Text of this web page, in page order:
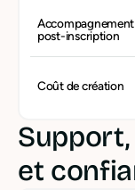
Accompagnement
post-inscription
Coût de création
et